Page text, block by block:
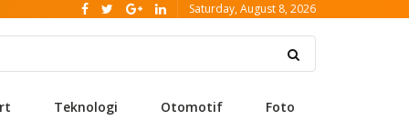
Saturday, August 8, 2026
Teknologi Otomotif Foto